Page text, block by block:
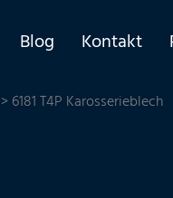
Blog Kontakt
> 6181 T4P Karosserieblech